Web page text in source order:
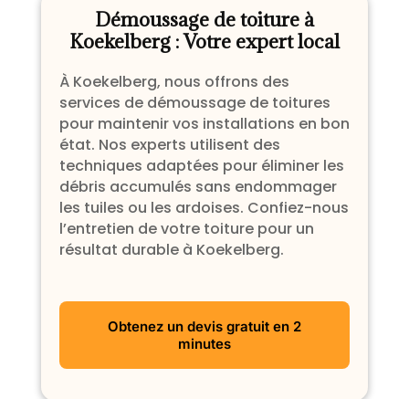
Démoussage de toiture à
Koekelberg : Votre expert local
À Koekelberg, nous offrons des
services de démoussage de toitures
pour maintenir vos installations en bon
état. Nos experts utilisent des
techniques adaptées pour éliminer les
débris accumulés sans endommager
les tuiles ou les ardoises. Confiez-nous
l’entretien de votre toiture pour un
résultat durable à Koekelberg.
Obtenez un devis gratuit en 2
minutes